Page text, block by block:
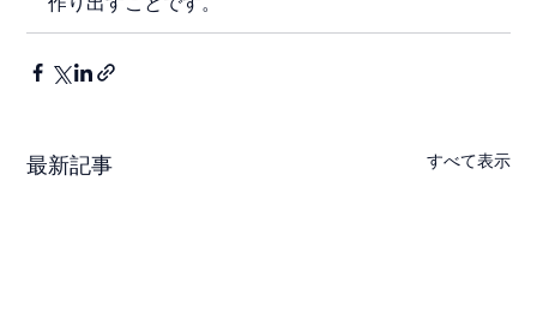
最新記事 すべて表示